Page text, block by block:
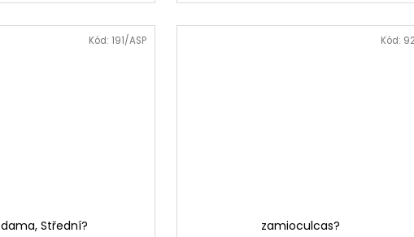
Střední?
Kód: 191/ASP
zamioculcas?
Kód: